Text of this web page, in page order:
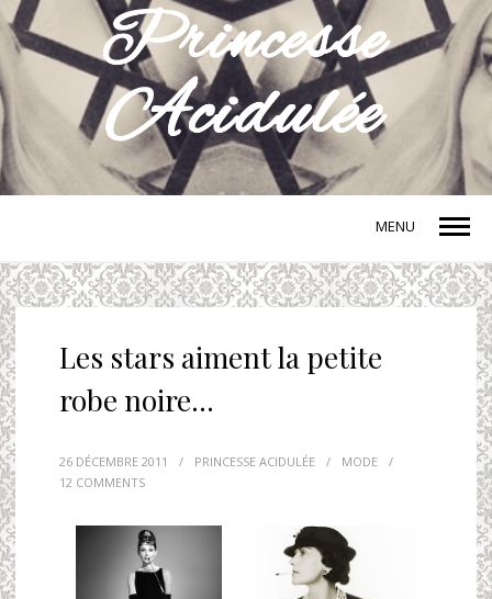
MENU
Les stars aiment la petite
robe noire…
26 DÉCEMBRE 2011 / PRINCESSE ACIDULÉE / MODE
/
12 COMMENTS